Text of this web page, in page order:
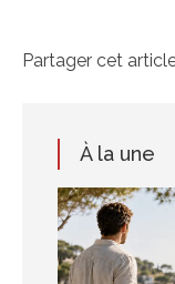
Partager cet
À la une